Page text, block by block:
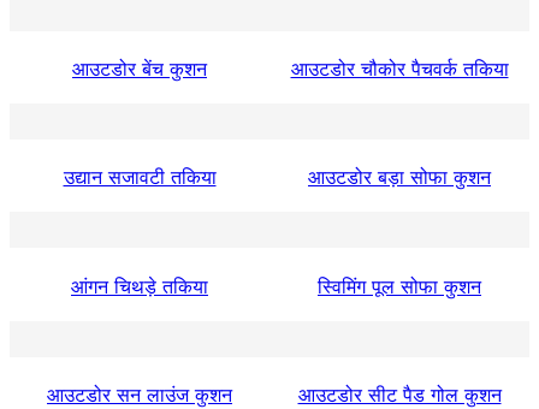
आउटडोर बेंच कुशन आउटडोर चौकोर पैचवर्क तकिया
उद्यान सजावटी तकिया आउटडोर बड़ा सोफा कुशन
आंगन चिथड़े तकिया स्विमिंग पूल सोफा कुशन
आउटडोर सन लाउंज कुशन आउटडोर सीट पैड गोल कुशन